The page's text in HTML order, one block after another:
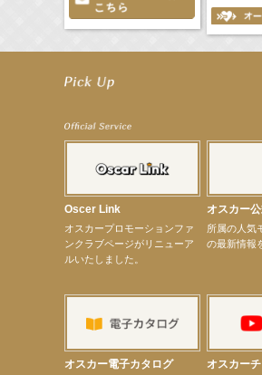
【elfin’】7thシングル『全世界』がFMたいはくでO.A.決定♪
【elfin’】7thシングル『全世界』がFM TANABEでO.A.決定♪
【昆虫ハンター牧田習】宝塚市立手塚治虫記念館トークショー
【昆虫ハンター牧田習】8月13日（木）プライムツリー赤池「
【井頭愛海】『小さなお葬式』TV-CM出演！
【定本楓馬】WEB DIGVII 連載企画『東京23時』に登場！
【髙橋ひかる】7月雑誌掲載情報
【elfin’】7thシングル『全世界』がFMふくろうでパワープレイ
【上戸彩】「サントリードリームマッチ2026」 始球式
【elfin’】9月27日（日）「Beauty Voice Theater Reboot Vol.3
【本田紗来】「Ray」9月号発売中！
【宇垣美里】「マンガ【推しの子】展‐星のキセキ‐」オープニ
【昆虫ハンター牧田習】7月25日（土）NHKラジオ「石丸謙二郎
Oscer Link
オスカープロモーションファ
ンクラブページがリニューア
ルいたしました。
オスカー
所属の人気
の最新情報
オスカー電子カタログ オスカー